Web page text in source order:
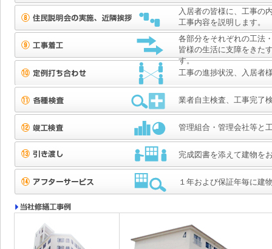
入居者の皆様に、工事の
工事内容を説明します。
各部分をそれぞれの工法
皆様の生活に支障をきた
す。
工事の進捗状況、入居者
業者自主検査、工事完了
管理組合・管理会社等と
完成図書を添えて建物を
１年および保証年毎に建